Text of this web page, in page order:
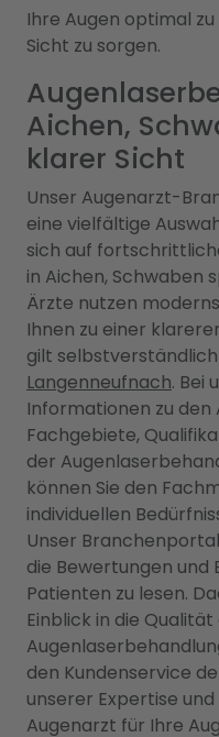
Ihre Augen optimal
Sicht zu sorgen.
Aichen,
klarer Sicht
Unser Augenarzt-
eine vielfältige
sich auf
in Aichen, Schwaben
Ärzte nutzen
Ihnen zu einer
gilt
Langenneufnach. Bei
Informationen zu
Fachgebiete,
der
können Sie den
individuellen
Unser
die Bewertungen
Patienten zu lesen.
Einblick in die Qualität
den Kundenservice
unserer Expertise
Augenarzt für Ihre